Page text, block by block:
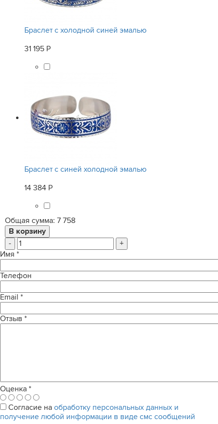
Браслет с холодной синей эмалью
31 195 Р
Браслет с синей холодной эмалью
14 384 Р
Общая сумма: 7 758
-
+
Имя *
Телефон
Email *
Отзыв *
Оценка *
Согласие на обработку персональных данных и
получение любой информации в виде смс сообщений